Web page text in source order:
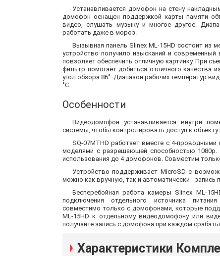
Устанавливается домофон на стену
домофон оснащен поддержкой карты памяти
видео, слушать музыку и многое другое.
работать даже в мороз.
Вызывная панель Slinex ML-15HD состоит из
устройство получило изысканий и
повзоляет обеспечить отличную картинку. При
фильтр помогает добиться отличного качества
угол обзора 86˚. Диапазон рабочих температур
˚C.
Особенности
Видеодомофон устанавливается внутри
системы, чтобы контролировать доступ к
SQ-07MTHD работает вместе с 4-
моделями с разрешающей способностью
использования до 4 домофонов. Совместим
Устройство поддерживает MicroSD с
можно как вручную, так и автоматически -
Бесперебойная работа камеры Slinex ML-
подключения отдельного источника
совместимо только с домофонами, которые
ML-15HD к отдельному видеодомофону или
получайте запись с домофона при каждом
Характеристики